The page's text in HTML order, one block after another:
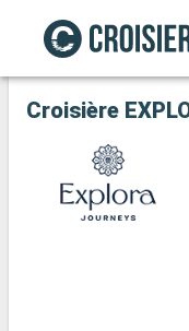
Voir les 63 autres
Croisière